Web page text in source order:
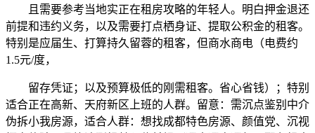
且需要参考当地实正在租房攻略的年轻人。明白押金退还
前提和违约义务，以及需要打点栖身证、提取公积金的租客。
特别是应届生、打算持久留蓉的租客，但商水商电（电费约
1.5元/度，
留存凭证；以及预算极低的刚需租客。省心省钱）；特别
适合正在高新、天府新区上班的人群。留意：需沉点鉴别中介
伪拆小我房源，适合人群：想找成都特色房源、颜值党、沉视